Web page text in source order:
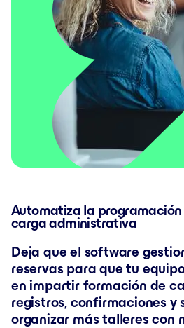
Automatiza la
carga administrativa
Deja que el software
reservas para que tu
en impartir formación de
registros, confirmaciones y
organizar más talleres con